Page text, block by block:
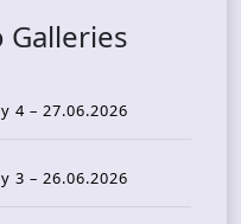
Galleries
4 – 27.06.2026
3 – 26.06.2026